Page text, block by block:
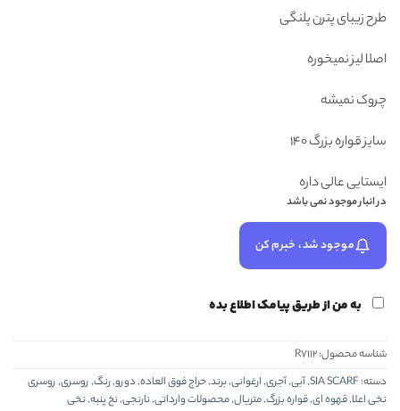
مشتری
طرح زیبای پترن پلنگی
اصلا لیز نمیخوره
چروک نمیشه
سایز قواره بزرگ 140
ایستایی عالی داره
در انبار موجود نمی باشد
موجود شد، خبرم کن
به من از طریق پیامک اطلاع بده
شناسه محصول:R7112
دسته:SIA SCARF
,آبی,آجری,ارغوانی,برند,حراج فوق العاده,دورو,رنگ,روسری,روسری
نخی اعلا,قهوه ای,قواره بزرگ,متریال,محصولات وارداتی,نارنجی,نخ پنبه,نخی